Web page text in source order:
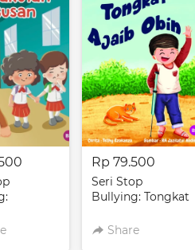
Rp 79.500
Seri Stop
Bullying: Tongkat
Share